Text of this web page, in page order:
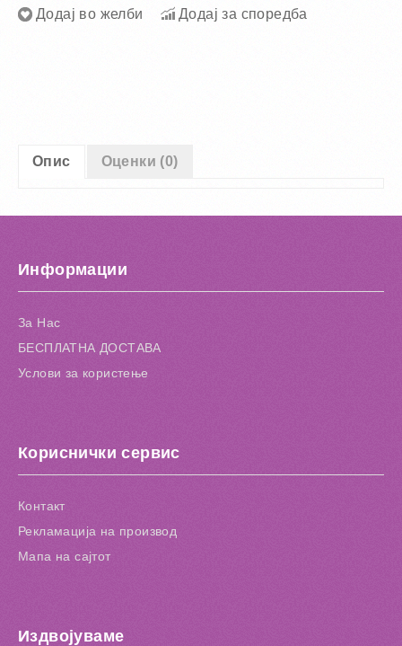
Додај во желби Додај за споредба
Опис Оценки (0)
Информации
За Нас
БЕСПЛАТНА ДОСТАВА
Услови за користење
Кориснички сервис
Контакт
Рекламација на производ
Мапа на сајтот
Издвојуваме